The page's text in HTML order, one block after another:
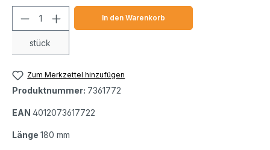
Produkt Anzahl: Gib den
stück
In den Warenkorb
Zum Merkzettel hinzufügen
Produktnummer: 7361772
EAN 4012073617722
Länge 180 mm